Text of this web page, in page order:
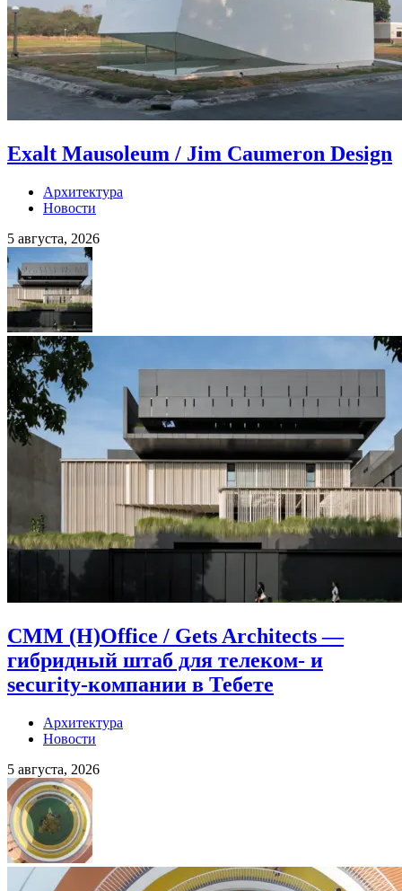
Exalt Mausoleum / Jim Caumeron Design
Архитектура
Новости
5 августа, 2026
CMM (H)Office / Gets Architects —
гибридный штаб для телеком- и
security-компании в Тебете
Архитектура
Новости
5 августа, 2026